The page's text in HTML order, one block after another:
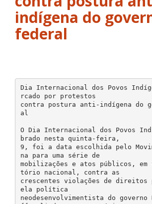
indígena do
Dia Internacional dos Povos
rcado por protestos
contra postura anti-indígena do
al
O Dia Internacional dos Povos
brado nesta quinta-feira,
9, foi a data escolhida pelo
na para uma série de
mobilizações e atos públicos,
tório nacional, contra as
crescentes violações de direitos
ela política
neodesenvolvimentista do governo